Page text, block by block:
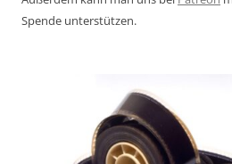
Spende unterstützen.